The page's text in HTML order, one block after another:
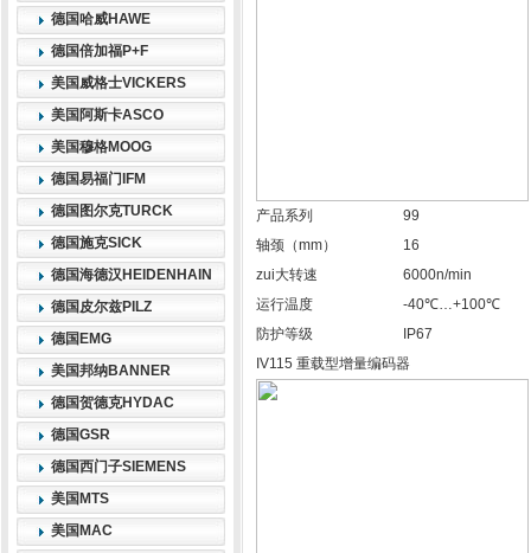
德国哈威HAWE
德国倍加福P+F
美国威格士VICKERS
美国阿斯卡ASCO
美国穆格MOOG
德国易福门IFM
德国图尔克TURCK
德国施克SICK
德国海德汉HEIDENHAIN
德国皮尔兹PILZ
德国EMG
美国邦纳BANNER
德国贺德克HYDAC
德国GSR
德国西门子SIEMENS
美国MTS
美国MAC
产品系列
99
轴颈（mm）
16
zui大转速
6000n/min
运行温度
-40℃…+100℃
防护等级
IP67
IV115 重载型增量编码器